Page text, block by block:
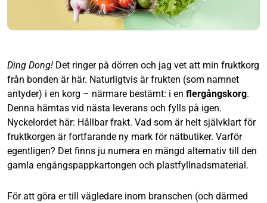
Ding Dong! Det ringer på dörren och jag vet att min fruktkorg
från bonden är här. Naturligtvis är frukten (som namnet
antyder) i en korg – närmare bestämt: i en flergångskorg.
Denna hämtas vid nästa leverans och fylls på igen.
Nyckelordet här: Hållbar frakt. Vad som är helt självklart för
fruktkorgen är fortfarande ny mark för nätbutiker. Varför
egentligen? Det finns ju numera en mängd alternativ till den
gamla engångspappkartongen och plastfyllnadsmaterial.
För att göra er till vägledare inom branschen (och därmed